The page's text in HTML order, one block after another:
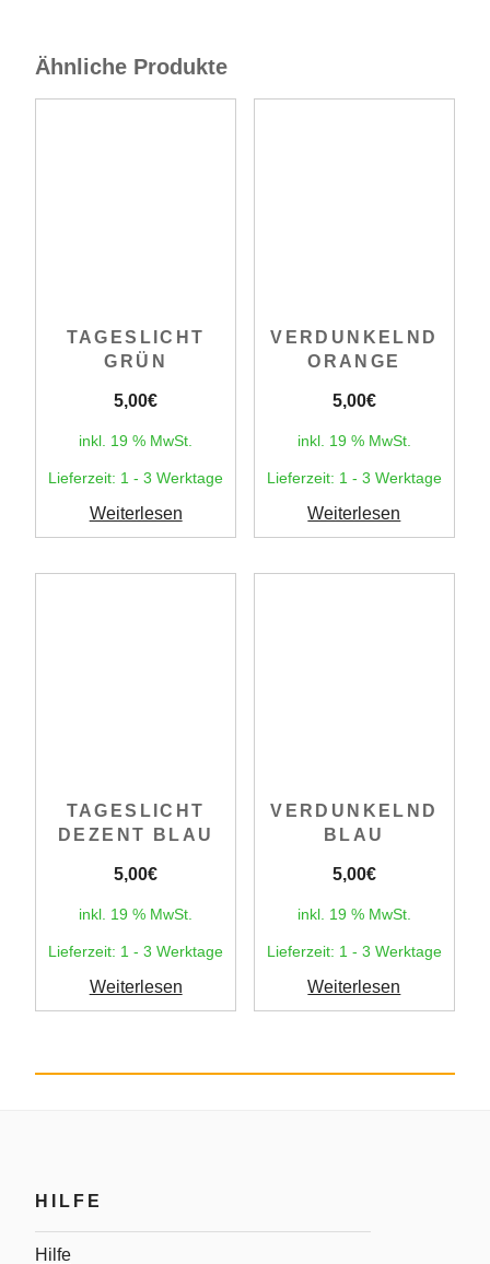
Ähnliche Produkte
TAGESLICHT
GRÜN
5,00€
inkl. 19 % MwSt.
Lieferzeit: 1 - 3 Werktage
Weiterlesen
VERDUNKELND
ORANGE
5,00€
inkl. 19 % MwSt.
Lieferzeit: 1 - 3 Werktage
Weiterlesen
TAGESLICHT
DEZENT BLAU
5,00€
inkl. 19 % MwSt.
Lieferzeit: 1 - 3 Werktage
Weiterlesen
VERDUNKELND
BLAU
5,00€
inkl. 19 % MwSt.
Lieferzeit: 1 - 3 Werktage
Weiterlesen
HILFE
Hilfe